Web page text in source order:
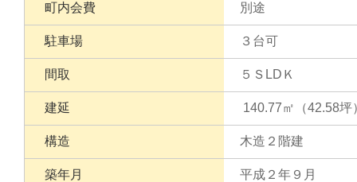
町内会費 別途
駐車場 ３台可
間取 ５ＳLDＫ
建延 140.77㎡（42.58坪
構造 木造２階建
築年月 平成２年９月